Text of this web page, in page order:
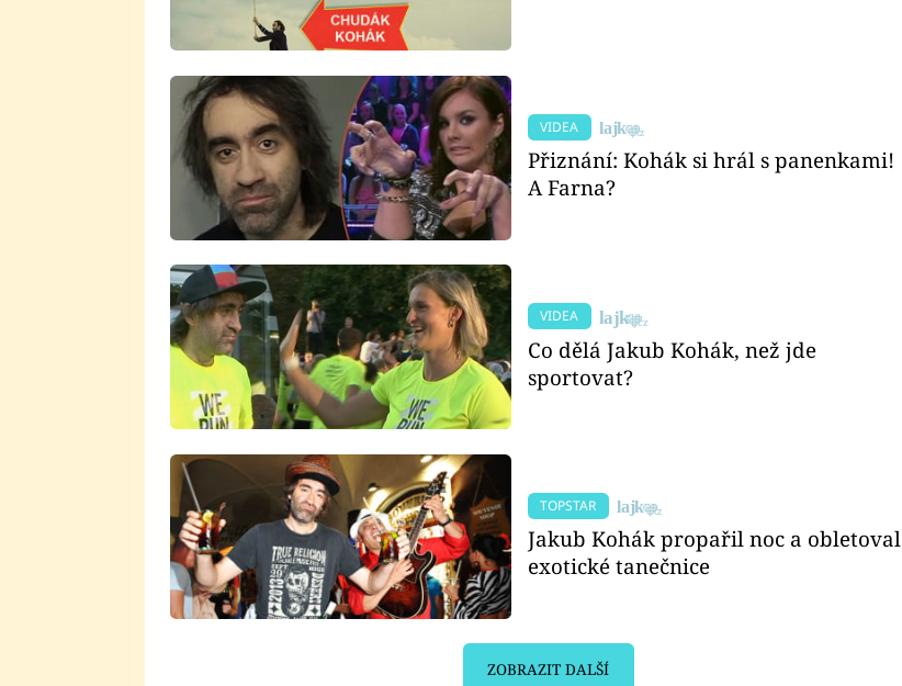
VIDEA
Přiznání: Kohák si hrál s panenkami!
A Farna?
VIDEA
Co dělá Jakub Kohák, než jde
sportovat?
TOPSTAR
Jakub Kohák propařil noc a obletoval
exotické tanečnice
ZOBRAZIT DALŠÍ